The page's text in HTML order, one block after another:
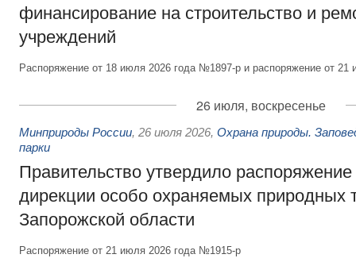
финансирование на строительство и
учреждений
Распоряжение от 18 июля 2026 года №1897-р и распоряжение от
26 июля, воскресенье
Минприроды России, 26 июля 2026, Охрана природы.
парки
Правительство утвердило
дирекции особо охраняемых природных
Запорожской области
Распоряжение от 21 июля 2026 года №1915-р